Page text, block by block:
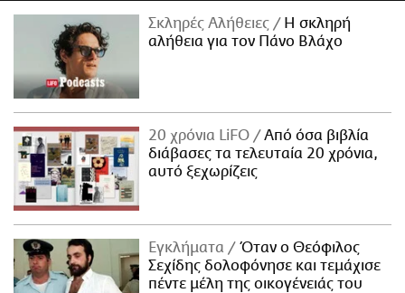
Σκληρές Αλήθειες
H σκληρή
αλήθεια για τον Πάνο Βλάχο
20 χρόνια LiFO
Από όσα βιβλία
διάβασες τα τελευταία 20 χρόνια,
αυτό ξεχωρίζεις
Εγκλήματα
Όταν ο Θεόφιλος
Σεχίδης δολοφόνησε και τεμάχισε
πέντε μέλη της οικογένειάς του